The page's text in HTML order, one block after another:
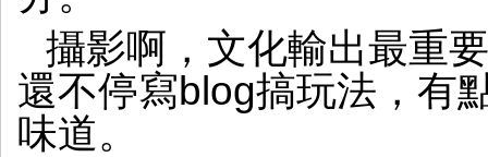
攝影啊，文化輸出最重
還不停寫blog搞玩法，有
味道。